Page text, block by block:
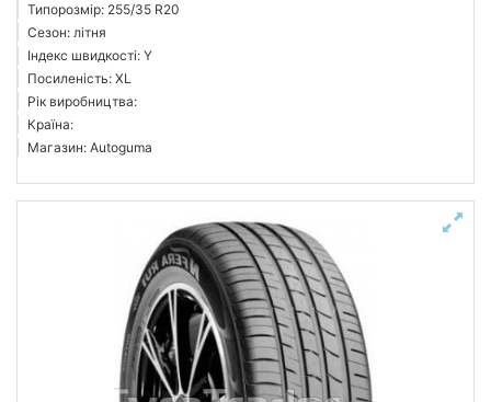
Типорозмір: 255/35 R20
Сезон: літня
Індекс швидкості: Y
Посиленість: XL
Рік виробництва:
Країна:
Магазин: Autoguma